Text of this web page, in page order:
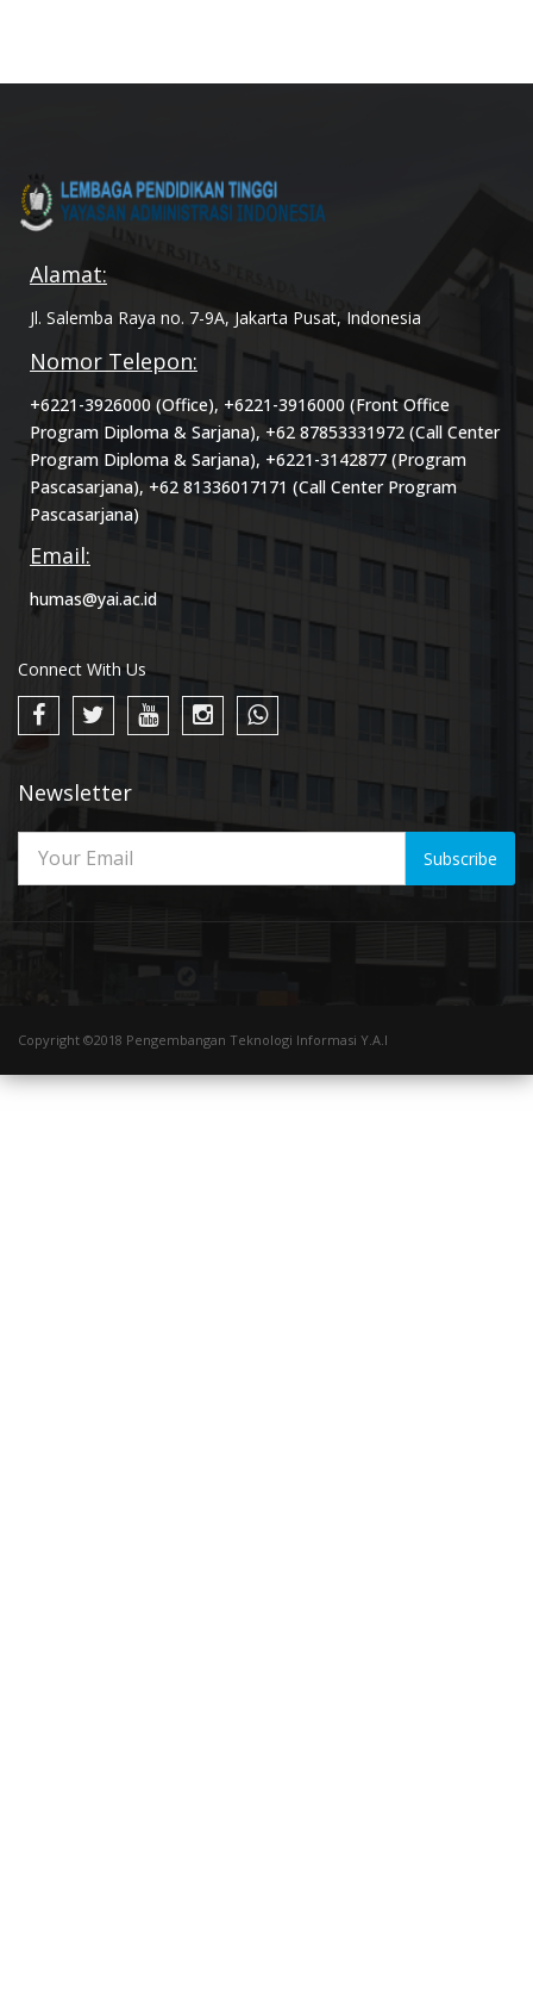
Alamat:
Jl. Salemba Raya no. 7-9A, Jakarta Pusat, Indonesia
Nomor Telepon:
+6221-3926000 (Office), +6221-3916000 (Front Office
Program Diploma & Sarjana), +62 87853331972 (Call Center
Program Diploma & Sarjana), +6221-3142877 (Program
Pascasarjana), +62 81336017171 (Call Center Program
Pascasarjana)
Email:
humas@yai.ac.id
Connect With Us
Newsletter
Subscribe
Copyright ©2018 Pengembangan Teknologi Informasi Y.A.I